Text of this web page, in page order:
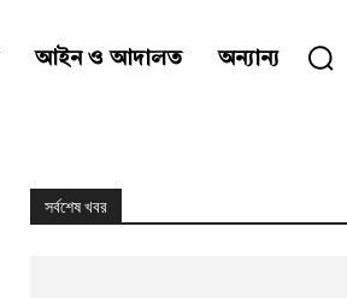
আইন ও আদালত অন্যান্য
সর্বশেষ খবর